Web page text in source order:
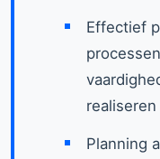
Effectief
Planning